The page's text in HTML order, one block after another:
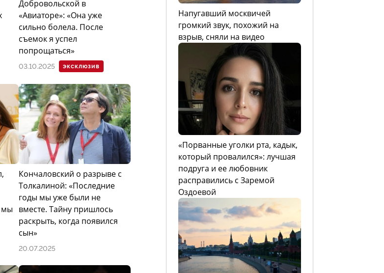
ЭКСКЛЮЗИВ
Добровольской в
«Авиаторе»: «Она уже
сильно болела. После
съемок я успел
попрощаться»
03.10.2025
мы
Кончаловский о разрыве с
Толкалиной: «Последние
годы мы уже были не
вместе. Тайну пришлось
раскрыть, когда появился
сын»
20.07.2025
Напугавший москвичей
громкий звук, похожий на
взрыв, сняли на видео
«Порванные уголки рта, кадык,
который провалился»: лучшая
подруга и ее любовник
расправились с Заремой
Оздоевой